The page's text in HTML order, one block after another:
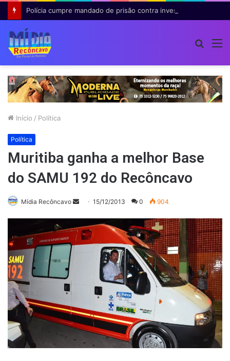
Início / Política
Política
Muritiba ganha a melhor Base
do SAMU 192 do Recôncavo
Mídia Recôncavo
Mande
e-
mail
15/12/2013 0 904